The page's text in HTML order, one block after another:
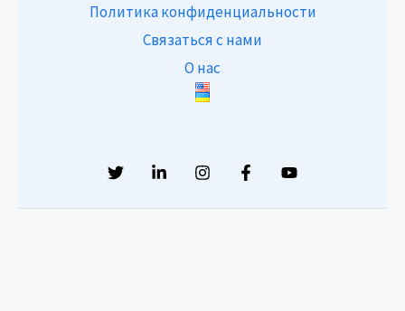
Политика конфиденциальности
Связаться с нами
О нас